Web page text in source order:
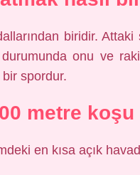
biridir. Attaki
onu ve
spordur.
metre
en kısa açık